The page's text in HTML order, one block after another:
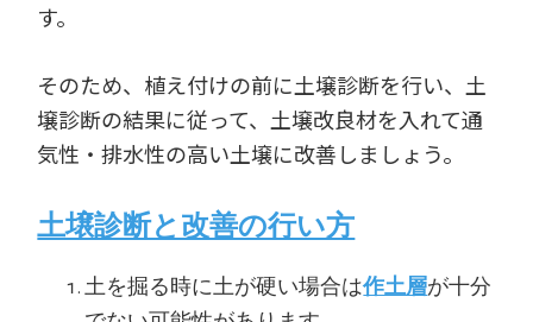
す。
そのため、植え付けの前に土壌診断を行い、土
壌診断の結果に従って、土壌改良材を入れて通
気性・排水性の高い土壌に改善しましょう。
土壌診断と改善の行い方
土を掘る時に土が硬い場合は作土層が十分